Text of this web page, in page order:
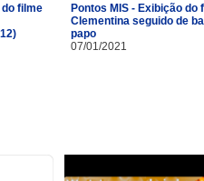
do filme
Pontos MIS - Exibição do
Clementina seguido de
papo
07/01/2021